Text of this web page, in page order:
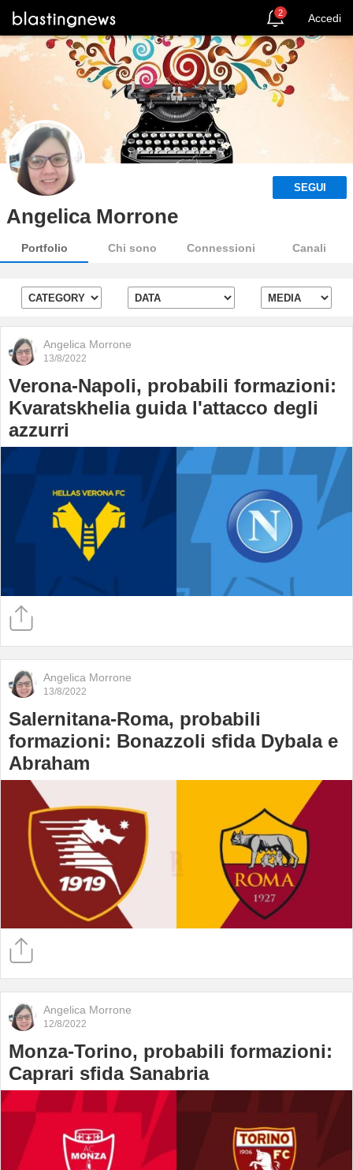
2 Accedi
SEGUI
Angelica Morrone
Portfolio Chi sono Connessioni Canali
Angelica Morrone
13/8/2022
Verona-Napoli, probabili formazioni:
Kvaratskhelia guida l'attacco degli
azzurri
Angelica Morrone
13/8/2022
Salernitana-Roma, probabili
formazioni: Bonazzoli sfida Dybala e
Abraham
Angelica Morrone
12/8/2022
Monza-Torino, probabili formazioni:
Caprari sfida Sanabria